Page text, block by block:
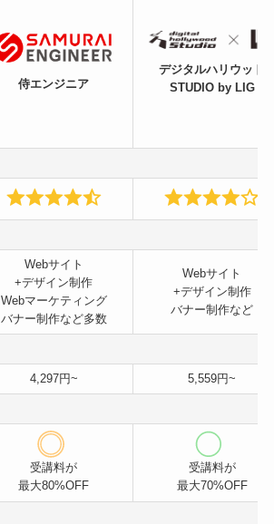
侍エンジニア
デジタルハリウッド
STUDIO by LIG
Webサイト
+デザイン制作
Webマーケティング
バナー制作など多数
Webサイト
+デザイン制作
バナー制作など
4,297円~ 5,559円~
受講料が
最大80%OFF
受講料が
最大70%OFF